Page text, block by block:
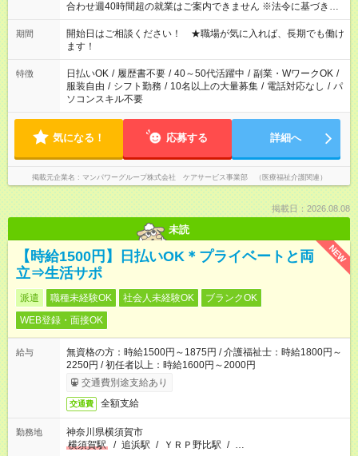
合わせ週40時間超の就業はご案内できません ※法令に基づき、
週20時間以上勤務は社会保険への加入対象となります ※労働者
派遣法（日雇い派遣の原則禁止）により、短時間・短期間の就
業はご案内が難しい場合があります
期間
開始日はご相談ください！ ★職場が気に入れば、長期でも働け
ます！
特徴 日払いOK / 履歴書不要 / 40～50代活躍中 / 副業・WワークOK /
服装自由 / シフト勤務 / 10名以上の大量募集 / 電話対応なし / パ
ソコンスキル不要
気になる！ 応募する 詳細へ
掲載元企業名 マンパワーグループ株式会社 ケアサービス事業部 （医療福祉介護関連）
掲載日：2026.08.08
未読
NEW
【時給1500円】日払いOK＊プライベートと両
立⇒生活サポ
派遣 職種未経験OK 社会人未経験OK
ブランクOK
WEB登録・面接OK
給与
無資格の方：時給1500円～1875円 / 介護福祉士：時給1800円～
2250円 / 初任者以上：時給1600円～2000円
交通費別途支給あり
交通費 全額支給
勤務地
神奈川県横須賀市
横須賀駅
/ 追浜駅 / ＹＲＰ野比駅 / …